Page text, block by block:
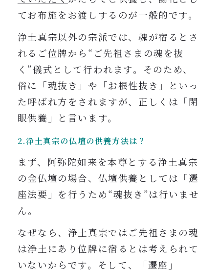
てお布施をお渡しするのが一般的です。
浄土真宗以外の宗派では、魂が宿るとさ
れるご位牌から“ご先祖さまの魂を抜
く”儀式として行われます。 そのため、
俗に「魂抜き」や「お根性抜き」といっ
た呼ばれ方をされますが、正しくは「閉
眼供養」と言います。
2.浄土真宗の仏壇の供養方法は？
まず、阿弥陀如来を本尊とする浄土真宗
の金仏壇の場合、仏壇供養としては「遷
座法要」を行うため“魂抜き”は行いませ
ん。
なぜなら、浄土真宗ではご先祖さまの魂
は浄土にあり位牌に宿るとは考えられて
いないからです。 そして、「遷座」